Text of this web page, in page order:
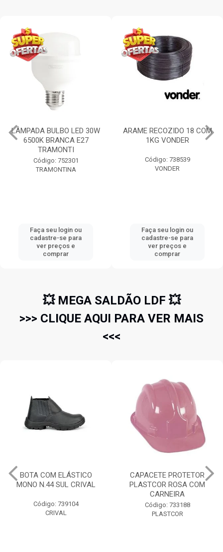
ARAME RECOZIDO 18 COM
1KG VONDER
Código: 738539
VONDER
Faça seu login ou
cadastre-se para
ver preços e
comprar
PÁ DE BICO COM CABO
PLASTICO N.3 71CM
Código: 58198
TRAMONTINA
Faça seu login ou
cadastre-se para
ver preços e
comprar
💥 MEGA SALDÃO LDF 💥
>>> CLIQUE AQUI PARA VER MAIS
<<<
CAPACETE PROTETOR
PLASTCOR ROSA COM
Código: 733188
PLASTCOR
GRAUTH 25KG DENVER
Código: 728467
DENVER IMPER